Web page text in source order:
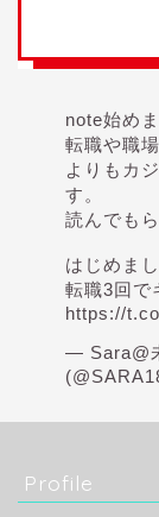
note始めま
転職や職
よりもカ
す。
読んでも
はじめま
転職3回で
https://
— Sara@
Profile